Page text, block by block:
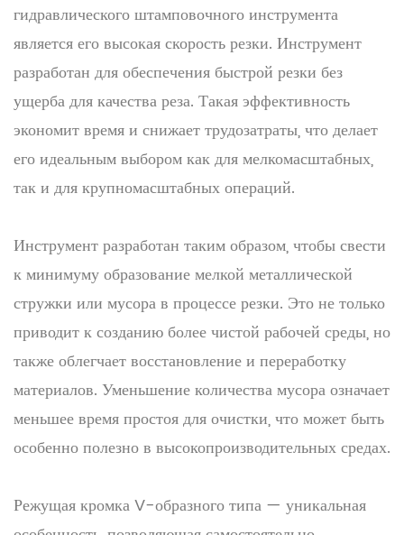
гидравлического штамповочного инструмента
является его высокая скорость резки. Инструмент
разработан для обеспечения быстрой резки без
ущерба для качества реза. Такая эффективность
экономит время и снижает трудозатраты, что делает
его идеальным выбором как для мелкомасштабных,
так и для крупномасштабных операций.
Инструмент разработан таким образом, чтобы свести
к минимуму образование мелкой металлической
стружки или мусора в процессе резки. Это не только
приводит к созданию более чистой рабочей среды, но
также облегчает восстановление и переработку
материалов. Уменьшение количества мусора означает
меньшее время простоя для очистки, что может быть
особенно полезно в высокопроизводительных средах.
Режущая кромка V-образного типа — уникальная